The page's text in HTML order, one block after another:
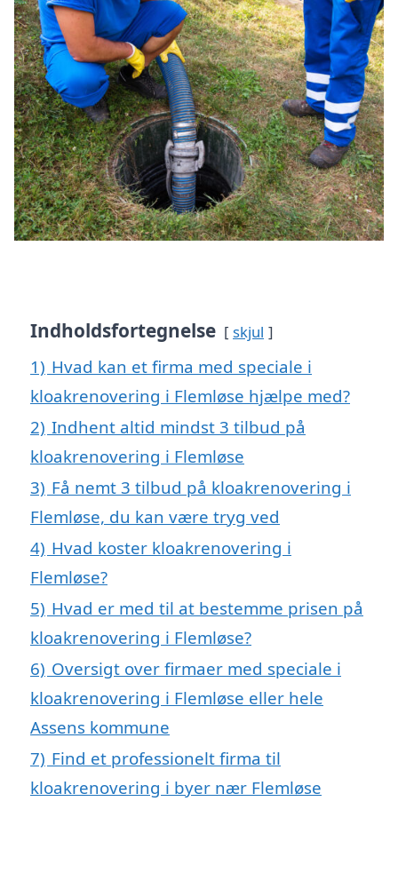
Indholdsfortegnelse skjul
1) Hvad kan et firma med speciale i
kloakrenovering i Flemløse hjælpe med?
2) Indhent altid mindst 3 tilbud på
kloakrenovering i Flemløse
3) Få nemt 3 tilbud på kloakrenovering i
Flemløse, du kan være tryg ved
4) Hvad koster kloakrenovering i
Flemløse?
5) Hvad er med til at bestemme prisen på
kloakrenovering i Flemløse?
6) Oversigt over firmaer med speciale i
kloakrenovering i Flemløse eller hele
Assens kommune
7) Find et professionelt firma til
kloakrenovering i byer nær Flemløse